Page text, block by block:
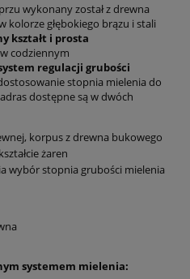
wykonany został z drewna
głębokiego brązu i stali
kształt i prosta
codziennym
regulacji grubości
stopnia mielenia do
dostępne są w dwóch
korpus z drewna bukowego
żaren
wybór stopnia grubości mielenia
systemem mielenia: